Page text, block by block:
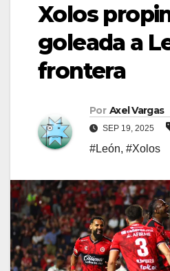
Xolos
goleada a
frontera
Por Axel Vargas
SEP 19, 2025
#León, #Xolos